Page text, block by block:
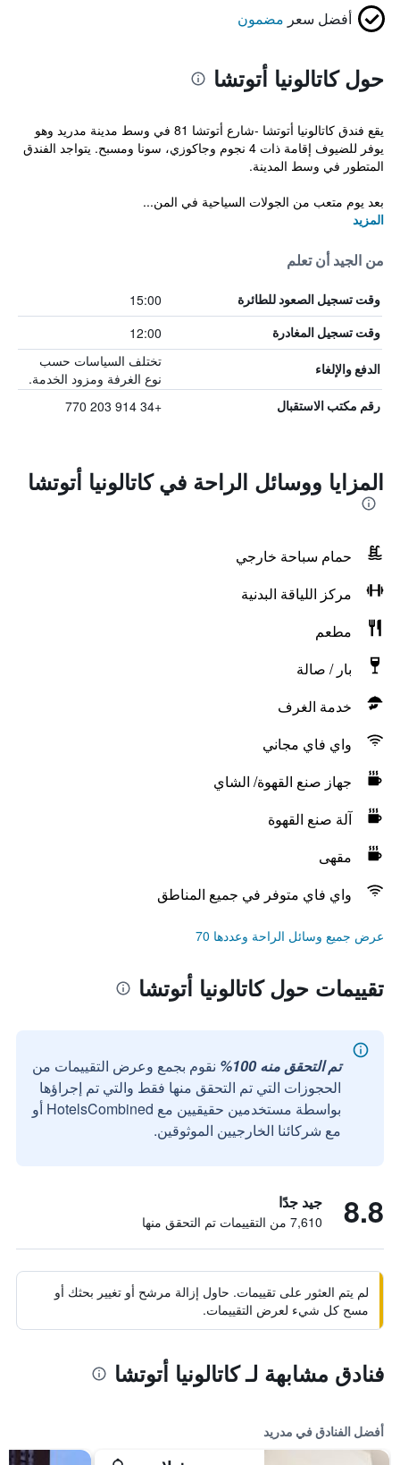
أفضل سعر مضمون
حول كاتالونيا أتوتشا
يقع فندق كاتالونيا أتوتشا -شارع أتوتشا 81 في وسط مدينة مدريد وهو
يوفر للضيوف إقامة ذات 4 نجوم وجاكوزي، سونا ومسبح. يتواجد الفندق
المتطور في وسط المدينة.
بعد يوم متعب من الجولات السياحية في المن...
المزيد
من الجيد أن تعلم
وقت تسجيل الصعود للطائرة 15:00
وقت تسجيل المغادرة 12:00
الدفع والإلغاء
تختلف السياسات حسب
نوع الغرفة ومزود الخدمة.
رقم مكتب الاستقبال +34 914 203 770
المزايا ووسائل الراحة في كاتالونيا أتوتشا
حمام سباحة خارجي
مركز اللياقة البدنية
مطعم
بار / صالة
خدمة الغرف
واي فاي مجاني
جهاز صنع القهوة/ الشاي
آلة صنع القهوة
مقهى
واي فاي متوفر في جميع المناطق
عرض جميع وسائل الراحة وعددها 70
تقييمات حول كاتالونيا أتوتشا
تم التحقق منه 100%
نقوم بجمع وعرض التقييمات من
الحجوزات التي تم التحقق منها فقط والتي تم إجراؤها
بواسطة مستخدمين حقيقيين مع HotelsCombined أو
مع شركائنا الخارجيين الموثوقين.
8.8 جيد جدًا
7,610 من التقييمات تم التحقق منها
لم يتم العثور على تقييمات. حاول إزالة مرشح أو تغيير بحثك أو
مسح كل شيء لعرض التقييمات.
فنادق مشابهة لـ كاتالونيا أتوتشا
أفضل الفنادق في مدريد